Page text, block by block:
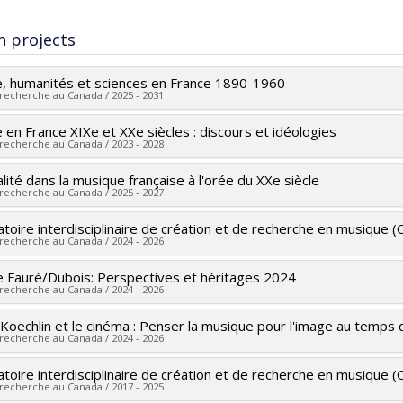
Ph. D.
le document dans Papyrus
projects
humanités et sciences en France 1890-1960
au Canada / 2025 - 2031
: Michel Duchesneau
:François de Médicis,Sylvain Caron,Caroline Traube,
CRSH/Conseil de recherches en sciences humaines du
PVXXXXXX-Subvention Savoir
en France XIXe et XXe siècles : discours et idéologies
au Canada / 2023 - 2028
: Michel Duchesneau
:François de Médicis,Sylvain Caron,Marie-Hélène
,Jacinthe Harbec,Catrena Flint, Danick Trottier
FRQSC/Fonds de recherche du Québec - Société et
PVXXXXXX-(SE) Programme Soutien aux équipes de
dans la musique française à l'orée du XXe siècle
au Canada / 2025 - 2027
: Sylvain Caron
:François de Médicis,Steven Huebner,Christoph
CRSH/Conseil de recherches en sciences humaines du
PV152160-Subvention Connexion
interdisciplinaire de création et de recherche en musique
au Canada / 2024 - 2026
: Michel Duchesneau ,Sylvain Caron
:Jean-Jacques Nattiez,François de Médicis,Jean-
Traube,Paolo Bellomia,Dominic Arsenault,Ana Sokolović,
, Mathieu Lussier, Jonathan Goldman
,Steven Huebner,Jean Boivin, Jacinthe Harbec,
,Jonathan Bolduc,
Fauré/Dubois: Perspectives et héritages 2024
au Canada / 2024 - 2026
CRSH/Conseil de recherches en sciences humaines du
PV152160-Subvention Connexion
et le cinéma : Penser la musique pour l'image au temps
au Canada / 2024 - 2026
CRSH/Conseil de recherches en sciences humaines du
PVXXXXXX-Subvention d'engagement partenarial
interdisciplinaire de création et de recherche en musique
au Canada / 2017 - 2025